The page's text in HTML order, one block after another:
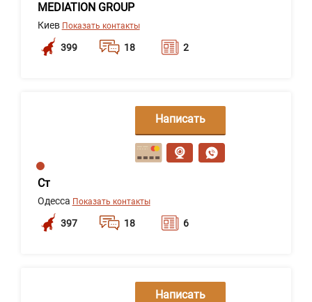
MEDIATION GROUP
Киев Показать контакты
399 18 2
Ст
Одесса Показать контакты
397 18 6
Написать
сообщение
Написать